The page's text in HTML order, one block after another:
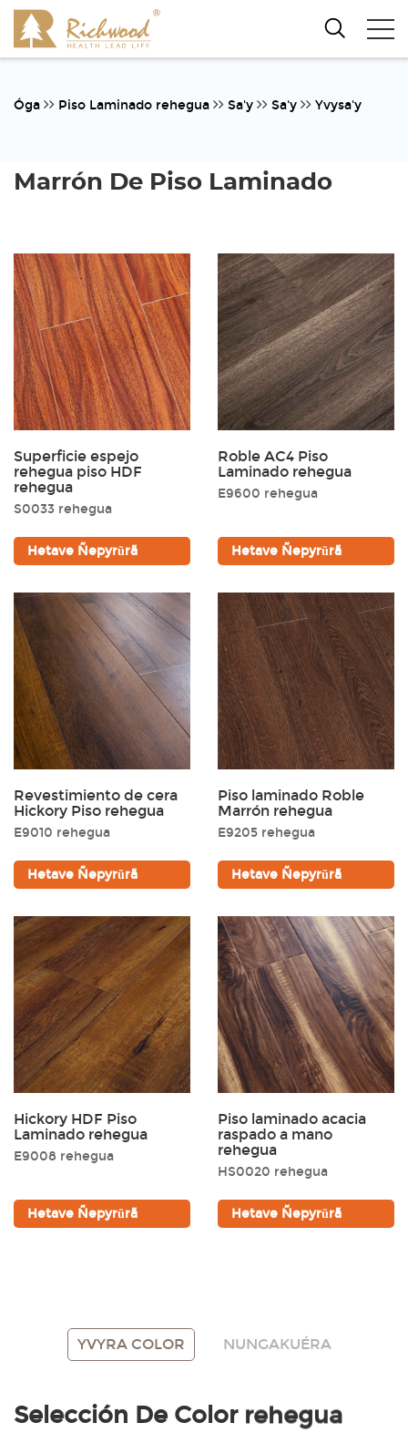
Óga Piso Laminado rehegua Sa'y Sa'y Yvysa'y
Marrón De Piso Laminado
Superficie espejo
rehegua piso HDF
rehegua
S0033 rehegua
Hetave Ñepyrũrã
Roble AC4 Piso
Laminado rehegua
E9600 rehegua
Hetave Ñepyrũrã
Revestimiento de cera
Hickory Piso rehegua
E9010 rehegua
Hetave Ñepyrũrã
Piso laminado Roble
Marrón rehegua
E9205 rehegua
Hetave Ñepyrũrã
Hickory HDF Piso
Laminado rehegua
E9008 rehegua
Hetave Ñepyrũrã
Piso laminado acacia
raspado a mano
rehegua
HS0020 rehegua
Hetave Ñepyrũrã
YVYRA COLOR NUNGAKUÉRA
Selección De Color rehegua
Rombosako’i opaichagua opción color rehegua, ha pe
laminado bronceado ojapo nde koty tuicha ha ojepe’ave.
Avei rehupytýta upe haku hechapyrãva ha rico umi tono
iñypytũvévagui. Además ojehecha chic ha estilo, laminado
gris omoî tono peteî óga moderno fresco-pe guarã.
Hũ Yvysa'y
Oro rehegua Hovyhũ
Hetave Sa’ykuéra
Ñepyrũrã
Ojehupyty Muestra
Selección De Color rehegua